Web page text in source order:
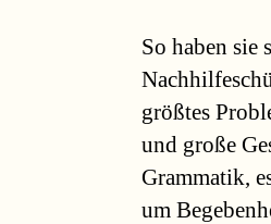
So haben sie
größtes
und große
Grammatik,
um